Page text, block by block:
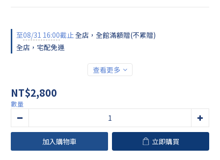
至08/31 16:00截止全店，全館滿額贈(不累贈)
全店，宅配免運
查看更多
NT$2,800
數量
加入購物車 立即購買